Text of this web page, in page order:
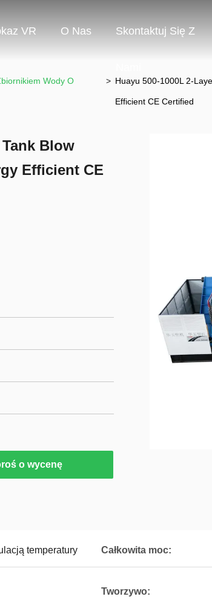
VR O Nas Skontaktuj Się Z
Wody O > Huayu 500-1000L 2-
Efficient CE Certified
Tank Blow
Efficient CE
o wycenę
temperatury Całkowita moc:
Tworzywo: